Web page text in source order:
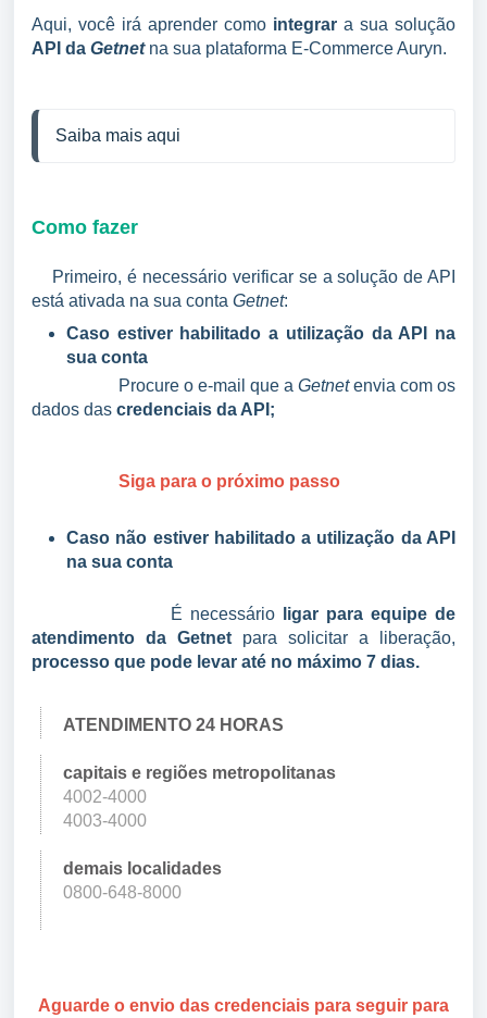
Aqui, você irá aprender como integrar a sua solução
API da Getnet na sua plataforma E-Commerce Auryn.
Saiba mais aqui
Como fazer
Primeiro, é necessário verificar se a solução de API
está ativada na sua conta Getnet:
Caso estiver habilitado a utilização da API na
sua conta
Procure o e-mail que a Getnetenvia com os
dados das credenciais da API;
Siga para o próximo passo
Caso não estiver habilitado a utilização da API
na sua conta
É necessário
ligar para equipe de
atendimento da Getnet para solicitar a liberação,
processo que pode levar até no máximo 7 dias.
ATENDIMENTO 24 HORAS
capitais e regiões metropolitanas
4002-4000
4003-4000
demais localidades
0800-648-8000
Aguarde o envio das credenciais para seguir para